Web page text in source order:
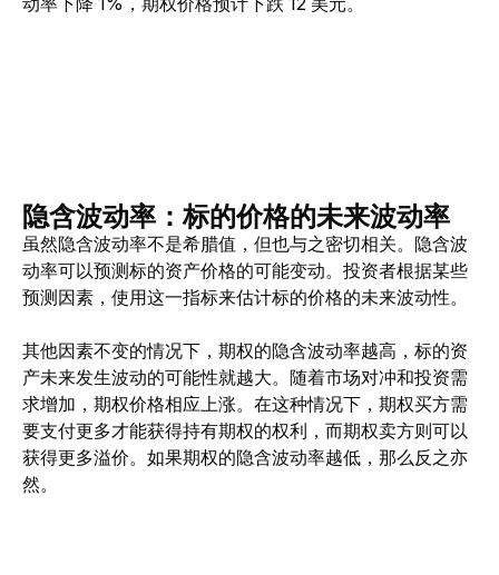
隐含波动率：标的价格的未来波动率
虽然隐含波动率不是希腊值，但也与之密切相关。隐含波
动率可以预测标的资产价格的可能变动。 投资者根据某些
预测因素，使用这一指标来估计标的价格的未来波动性。
其他因素不变的情况下，期权的隐含波动率越高，标的资
产未来发生波动的可能性就越大。随着市场对冲和投资需
求增加，期权价格相应上涨。在这种情况下，期权买方需
要支付更多才能获得持有期权的权利，而期权卖方则可以
获得更多溢价。如果期权的隐含波动率越低，那么反之亦
然。